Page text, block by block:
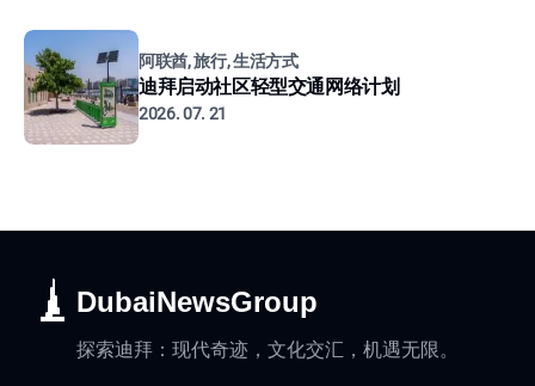
阿联酋, 旅行, 生活方式
迪拜启动社区轻型交通网络计划
2026. 07. 21
DubaiNewsGroup
探索迪拜：现代奇迹，文化交汇，机遇无限。